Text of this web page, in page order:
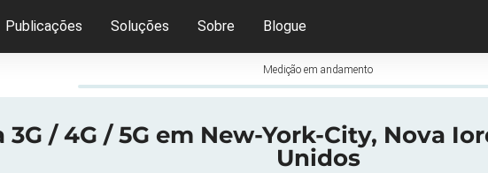
Publicações Soluções Sobre Blogue
Medição em andamento
/ 4G / 5G em New-York-City, Nova
Unidos